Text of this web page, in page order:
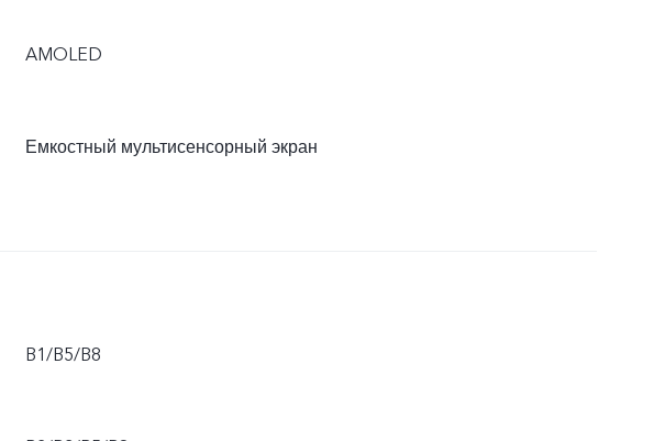
AMOLED
Емкостный мультисенсорный экран
B1/B5/B8